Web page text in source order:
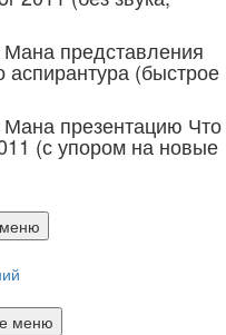
представления
(быстрое
презентацию Что
(с упором на новые
меню